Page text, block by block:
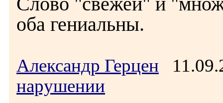
оба гениальны.
Александр Герцен
нарушении